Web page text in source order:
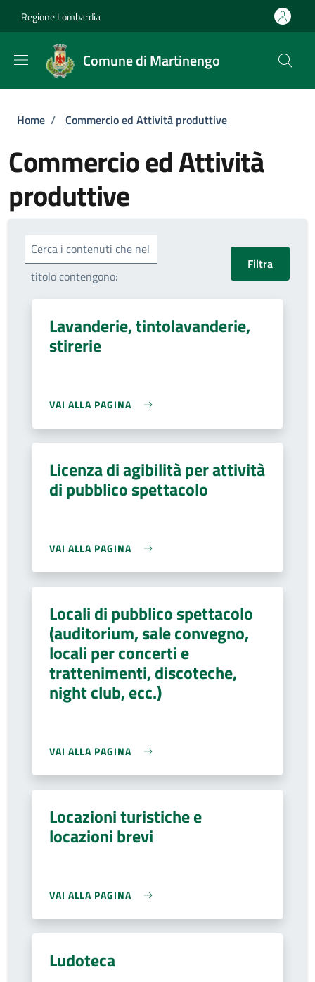
Regione Lombardia
Comune di Martinengo
Briciole di pane
Home / Commercio ed Attività produttive
Commercio ed Attività
produttive
Cerca i contenuti che nel
titolo contengono:
Lavanderie, tintolavanderie,
stirerie
VAI ALLA PAGINA
Licenza di agibilità per attività
di pubblico spettacolo
VAI ALLA PAGINA
Locali di pubblico spettacolo
(auditorium, sale convegno,
locali per concerti e
trattenimenti, discoteche,
night club, ecc.)
VAI ALLA PAGINA
Locazioni turistiche e
locazioni brevi
VAI ALLA PAGINA
Ludoteca